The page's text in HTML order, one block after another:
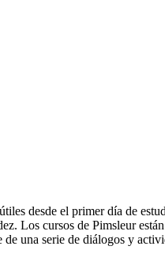
desde el primer día de
Los cursos de Pimsleur
una serie de diálogos y